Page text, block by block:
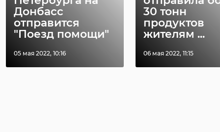
Донбасс
отправится
"Поезд помощи"
05 мая 2022, 10:16
30 тонн
продуктов
жителям ...
06 мая 2022, 11:15